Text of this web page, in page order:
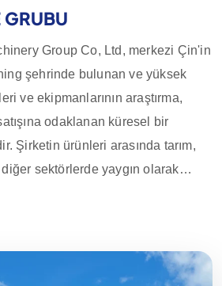
Group Co, Ltd, merkezi Çin'in
şehrinde bulunan ve yüksek
ve ekipmanlarının araştırma,
odaklanan küresel bir
Şirketin ürünleri arasında tarım,
sektörlerde yaygın olarak
yükleyiciler, forkliftler, mini
aksesuarları bulunmaktadır.
ve sıkı kalite kontrolü ile Rippa
ekipman dünya çapında